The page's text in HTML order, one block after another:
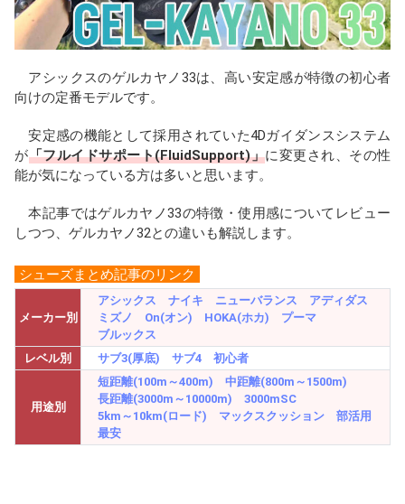
k
アシックスのゲルカヤノ33は、高い安定感が特徴の初心者
向けの定番モデルです。
安定感の機能として採用されていた4Dガイダンスシステム
が「フルイドサポート(FluidSupport)」に変更され、その性
能が気になっている方は多いと思います。
本記事ではゲルカヤノ33の特徴・使用感についてレビュー
しつつ、ゲルカヤノ32との違いも解説します。
シューズまとめ記事のリンク
メーカー別
アシックス ナイキ ニューバランス
アディダス
ミズノ
On(オン) HOKA(ホカ)
プーマ
ブルックス
レベル別
サブ3(厚底) サブ4 初心者
用途別
短距離(100m～400m)
中距離(800m～1500m)
長距離(3000m～10000m)
3000mSC
5km～10km(ロード)
マックスクッション
部活用
最安